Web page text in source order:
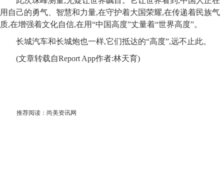
用自己的勇气、智慧和力量,在守护着大国荣耀,在传递着民族气
质,在增强着文化自信,在用“中国高度”丈量着“世界高度”。
长城汽车和长城炮也一样,它们抵达的“高度”,远不止此。
(文章转载自Report App作者:林天育)
推荐阅读： 尚美资讯网